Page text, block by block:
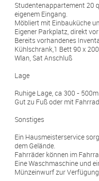
Studentenappartement 20
eigenem Eingang.
Möbliert mit Einbauküche
Eigener Parkplatz, direkt
Bereits vorhandenes
Kühlschrank,1 Bett 90 x
Wlan, Sat Anschluß
Lage
Ruhige Lage, ca 300 -
Gut zu Fuß oder mit
Sonstiges
Ein Hausmeisterservice
dem Gelände.
Fahrräder können im
Eine Waschmaschine und
Münzeinwurf zur Verfügung